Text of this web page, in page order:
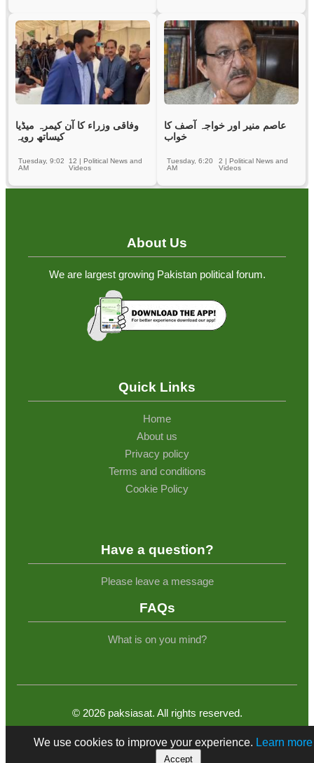
وفاقی وزراء کا آن کیمرہ میڈیا
کیساتھ رویہ
12 |Political News and
Videos
Tuesday, 9:02
AM
عاصم منیر اور خواجہ آصف کا
خواب
2 |Political News and
Videos
Tuesday, 6:20
AM
We use cookies to improve your experience. Learn more
Accept
About Us
We are largest growing Pakistan political forum.
Quick Links
Home
About us
Privacy policy
Terms and conditions
Cookie Policy
Have a question?
Please leave a message
FAQs
What is on you mind?
© 2026paksiasat. All rights reserved.